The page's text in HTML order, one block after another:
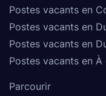
Postes vacants en
Postes vacants en
Postes vacants en
Postes vacants en
Parcourir